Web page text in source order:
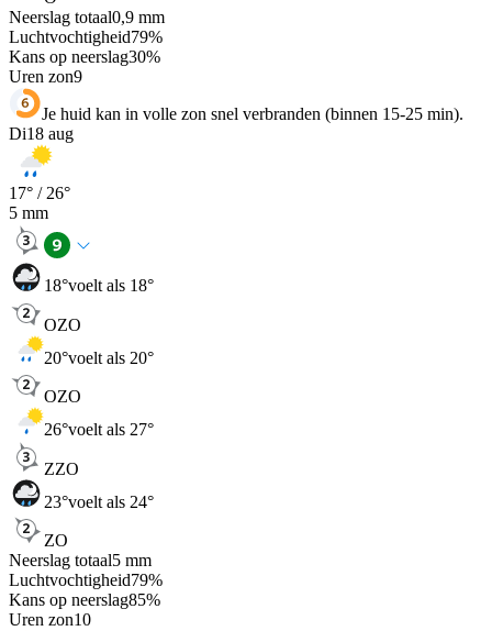
Neerslag totaal0,9 mm
Luchtvochtigheid79%
Kans op neerslag30%
Uren zon9
Je huid kan in volle zon snel verbranden (binnen 15-25 min).
Di18 aug
17° / 26°
5 mm
18°voelt als 18°
OZO
20°voelt als 20°
OZO
26°voelt als 27°
ZZO
23°voelt als 24°
ZO
Neerslag totaal5 mm
Luchtvochtigheid79%
Kans op neerslag85%
Uren zon10